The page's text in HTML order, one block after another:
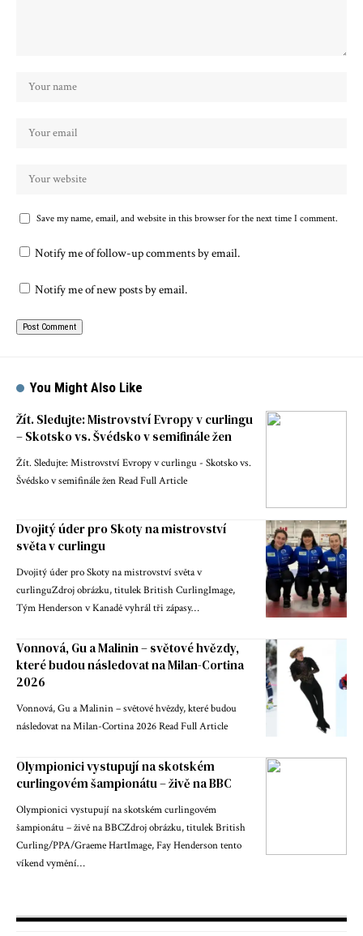
Save my name, email, and website in this browser for the next time I comment.
Notify me of follow-up comments by email.
Notify me of new posts by email.
You Might Also Like
Žít. Sledujte: Mistrovství Evropy v curlingu
– Skotsko vs. Švédsko v semifinále žen
Žít. Sledujte: Mistrovství Evropy v curlingu - Skotsko vs.
Švédsko v semifinále žen Read Full Article
Dvojitý úder pro Skoty na mistrovství
světa v curlingu
Dvojitý úder pro Skoty na mistrovství světa v
curlinguZdroj obrázku, titulek British CurlingImage,
Tým Henderson v Kanadě vyhrál tři zápasy…
Vonnová, Gu a Malinin – světové hvězdy,
které budou následovat na Milan-Cortina
2026
Vonnová, Gu a Malinin – světové hvězdy, které budou
následovat na Milan-Cortina 2026 Read Full Article
Olympionici vystupují na skotském
curlingovém šampionátu – živě na BBC
Olympionici vystupují na skotském curlingovém
šampionátu – živě na BBCZdroj obrázku, titulek British
Curling/PPA/Graeme HartImage, Fay Henderson tento
víkend vymění…